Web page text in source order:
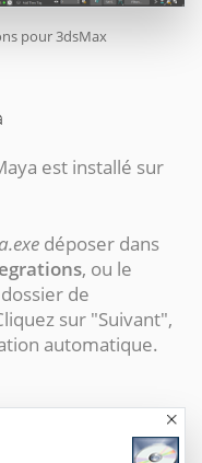
pour 3dsMax
est installé sur
déposer dans
, ou le
de
sur "Suivant",
automatique.